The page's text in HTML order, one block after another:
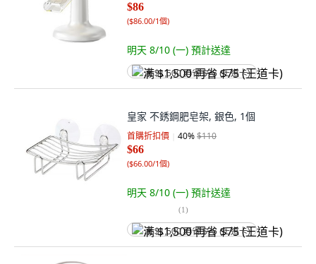
$86
($86.00/1個)
明天 8/10 (一) 預計送達
满 $1,500 再省 $75 (王道卡)
皇家 不銹鋼肥皂架, 銀色, 1個
首購折扣價 40%$110
$66
($66.00/1個)
明天 8/10 (一) 預計送達
(1)
满 $1,500 再省 $75 (王道卡)